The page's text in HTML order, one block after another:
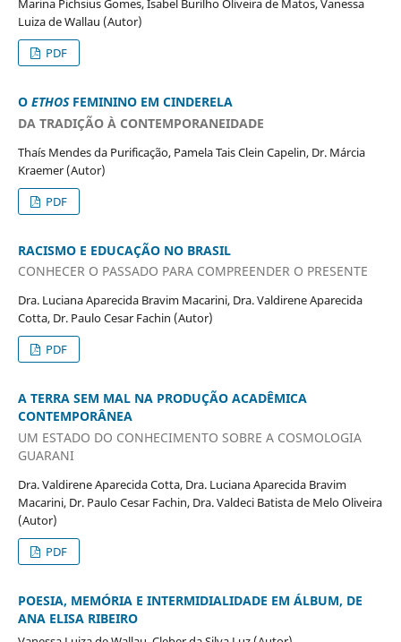
Marina Pichsius Gomes, Isabel Burilho Oliveira de Matos, Vanessa
Luiza de Wallau (Autor)
PDF
O ETHOSFEMININO EM CINDERELA
DA TRADIÇÃO À CONTEMPORANEIDADE
Thaís Mendes da Purificação, Pamela Tais Clein Capelin, Dr. Márcia
Kraemer (Autor)
PDF
RACISMO E EDUCAÇÃO NO BRASIL
CONHECER O PASSADO PARA COMPREENDER O PRESENTE
Dra. Luciana Aparecida Bravim Macarini, Dra. Valdirene Aparecida
Cotta, Dr. Paulo Cesar Fachin (Autor)
PDF
A TERRA SEM MAL NA PRODUÇÃO ACADÊMICA
CONTEMPORÂNEA
UM ESTADO DO CONHECIMENTO SOBRE A COSMOLOGIA
GUARANI
Dra. Valdirene Aparecida Cotta, Dra. Luciana Aparecida Bravim
Macarini, Dr. Paulo Cesar Fachin, Dra. Valdeci Batista de Melo Oliveira
(Autor)
PDF
POESIA, MEMÓRIA E INTERMIDIALIDADE EM ÁLBUM, DE
ANA ELISA RIBEIRO